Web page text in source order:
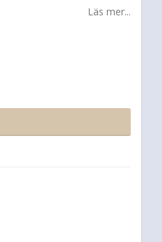
Läs mer...